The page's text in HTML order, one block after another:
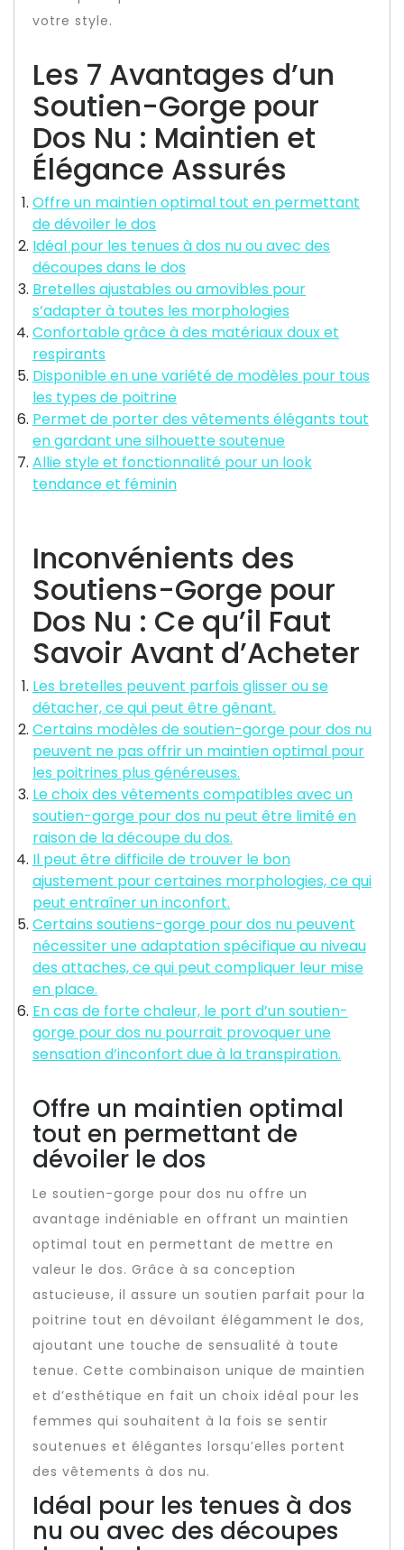
votre style.
Les 7 Avantages d’un
Soutien-Gorge pour
Dos Nu : Maintien et
Élégance Assurés
Offre un maintien optimal tout en permettant
de dévoiler le dos
Idéal pour les tenues à dos nu ou avec des
découpes dans le dos
Bretelles ajustables ou amovibles pour
s’adapter à toutes les morphologies
Confortable grâce à des matériaux doux et
respirants
Disponible en une variété de modèles pour tous
les types de poitrine
Permet de porter des vêtements élégants tout
en gardant une silhouette soutenue
Allie style et fonctionnalité pour un look
tendance et féminin
Inconvénients des
Soutiens-Gorge pour
Dos Nu : Ce qu’il Faut
Savoir Avant d’Acheter
Les bretelles peuvent parfois glisser ou se
détacher, ce qui peut être gênant.
Certains modèles de soutien-gorge pour dos nu
peuvent ne pas offrir un maintien optimal pour
les poitrines plus généreuses.
Le choix des vêtements compatibles avec un
soutien-gorge pour dos nu peut être limité en
raison de la découpe du dos.
Il peut être difficile de trouver le bon
ajustement pour certaines morphologies, ce qui
peut entraîner un inconfort.
Certains soutiens-gorge pour dos nu peuvent
nécessiter une adaptation spécifique au niveau
des attaches, ce qui peut compliquer leur mise
en place.
En cas de forte chaleur, le port d’un soutien-
gorge pour dos nu pourrait provoquer une
sensation d’inconfort due à la transpiration.
Offre un maintien optimal
tout en permettant de
dévoiler le dos
Le soutien-gorge pour dos nu offre un
avantage indéniable en offrant un maintien
optimal tout en permettant de mettre en
valeur le dos. Grâce à sa conception
astucieuse, il assure un soutien parfait pour la
poitrine tout en dévoilant élégamment le dos,
ajoutant une touche de sensualité à toute
tenue. Cette combinaison unique de maintien
et d’esthétique en fait un choix idéal pour les
femmes qui souhaitent à la fois se sentir
soutenues et élégantes lorsqu’elles portent
des vêtements à dos nu.
Idéal pour les tenues à dos
nu ou avec des découpes